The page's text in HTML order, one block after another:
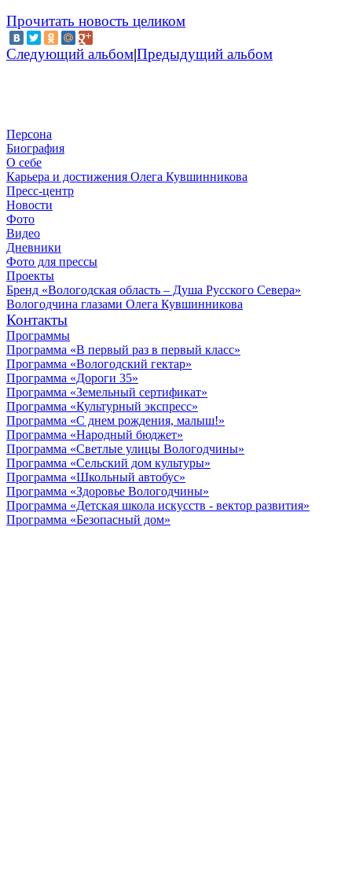
Прочитать новость целиком
Следующий альбом|Предыдущий альбом
Персона
Биография
О себе
Карьера и достижения Олега Кувшинникова
Пресс-центр
Новости
Фото
Видео
Дневники
Фото для прессы
Проекты
Бренд «Вологодская область – Душа Русского Севера»
Вологодчина глазами Олега Кувшинникова
Контакты
Программы
Программа «В первый раз в первый класс»
Программа «Вологодский гектар»
Программа «Дороги 35»
Программа «Земельный сертификат»
Программа «Культурный экспресс»
Программа «С днем рождения, малыш!»
Программа «Народный бюджет»
Программа «Светлые улицы Вологодчины»
Программа «Сельский дом культуры»
Программа «Школьный автобус»
Программа «Здоровье Вологодчины»
Программа «Детская школа искусств - вектор развития»
Программа «Безопасный дом»